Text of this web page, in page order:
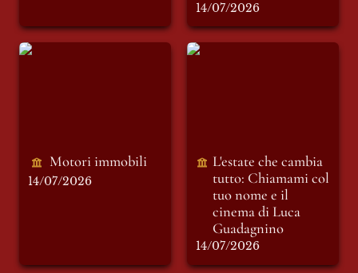
14/07/2026
Motori immobili
Motori immobili
14/07/2026
L'estate che cambia
L'estate che cambia
tutto: Chiamami col
tuo nome e il
cinema di Luca
Guadagnino
14/07/2026